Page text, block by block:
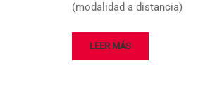
(modalidad a distancia)
LEER MÁS